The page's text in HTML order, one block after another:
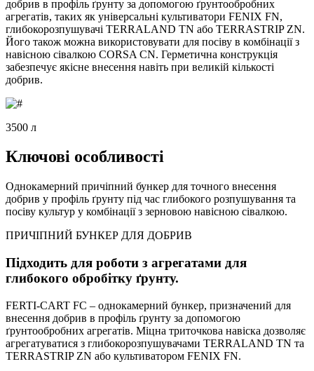
добрив в профіль ґрунту за допомогою ґрунтообробних
агрегатів, таких як універсальні культиватори FENIX FN,
глибокорозпушувачі TERRALAND TN або TERRASTRIP ZN.
Його також можна використовувати для посіву в комбінації з
навісною сівалкою CORSA CN. Герметична конструкція
забезпечує якісне внесення навіть при великій кількості
добрив.
3500 л
Ключові особливості
Однокамерний причіпний бункер для точного внесення
добрив у профіль ґрунту під час глибокого розпушування та
посіву культур у комбінації з зерновою навісною сівалкою.
ПРИЧІПНИЙ БУНКЕР ДЛЯ ДОБРИВ
Підходить для роботи з агрегатами для
глибокого обробітку ґрунту.
FERTI-CART FC – однокамерний бункер, призначений для
внесення добрив в профіль ґрунту за допомогою
ґрунтообробних агрегатів. Міцна триточкова навіска дозволяє
агрегатуватися з глибокорозпушувачами TERRALAND TN та
TERRASTRIP ZN або культиватором FENIX FN.